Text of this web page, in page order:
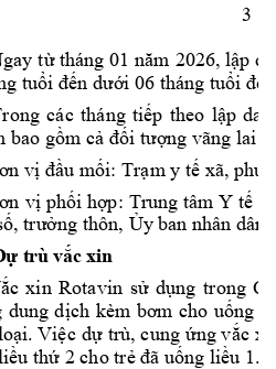
3
từ tháng 01 năm 2026, lập
tuổi đến dưới 06 tháng tuổi để
các tháng tiếp theo lập
bao gồm cả đối tượng vãng lai.
vị đầu mối: Trạm y tế xã,
vị phối hợp: Trung tâm Y tế
trưởng thôn, Ủy ban nhân dân
ự trù vắc xin
xin Rotavin sử dụng trong
dung dịch kèm bơm cho uống
Việc dự trù, cung ứng vắc
thứ 2 cho trẻ đã uống liều